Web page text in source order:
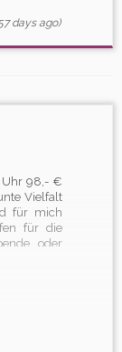
days ago)
Uhr 98,- €
Vielfalt
für mich
für die
oder